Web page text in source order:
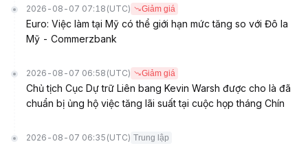
2026-08-07 07:18 (UTC) Giảm giá
Euro: Việc làm tại Mỹ có thể giới hạn mức tăng so với Đô la
Mỹ - Commerzbank
2026-08-07 06:58 (UTC) Giảm giá
Chủ tịch Cục Dự trữ Liên bang Kevin Warsh được cho là đã
chuẩn bị ủng hộ việc tăng lãi suất tại cuộc họp tháng Chín
2026-08-07 06:35 (UTC) Trung lập